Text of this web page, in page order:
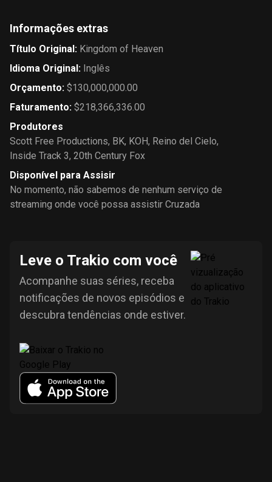
Informações extras
Título Original: Kingdom of Heaven
Idioma Original: Inglês
Orçamento: $130,000,000.00
Faturamento: $218,366,336.00
Produtores
Scott Free Productions, BK, KOH, Reino del Cielo,
Inside Track 3, 20th Century Fox
Disponível para Assisir
No momento, não sabemos de nenhum serviço de
streaming onde você possa assistir Cruzada
Leve o Trakio com você
Acompanhe suas séries, receba
notificações de novos episódios e
descubra tendências onde estiver.